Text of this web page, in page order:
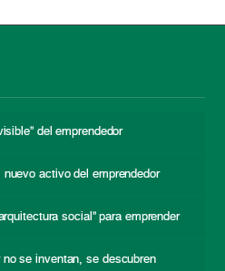
del emprendedor
activo del emprendedor
social” para emprender
no se inventan, se descubren